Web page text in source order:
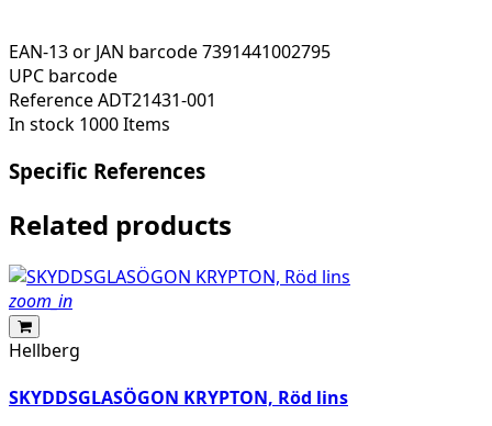
EAN-13 or JAN barcode7391441002795
UPC barcode
ReferenceADT21431-001
In stock 1000 Items
Specific References
Related products
zoom_in
Hellberg
SKYDDSGLASÖGON KRYPTON, Röd lins